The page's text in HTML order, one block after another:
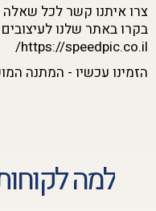
צרו איתנו קשר לכל
בקרו באתר שלנו
https://speedpic.co.il/
הזמינו עכשיו - המתנה
למה